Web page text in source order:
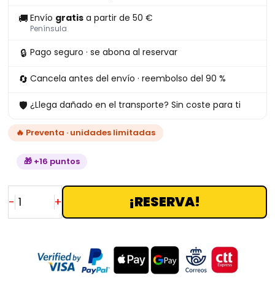
🚚 Envío gratis a partir de 50 €
Península
🔒 Pago seguro · se abona al reservar
🔄 Cancela antes del envío · reembolso del 90 %
🛡 ¿Llega dañado en el transporte? Sin coste para ti
🔥 Preventa · unidades limitadas
🎁 +16 puntos
-
X
2343
Ninja
X
Godzilla
cantidad
+ ¡RESERVA!